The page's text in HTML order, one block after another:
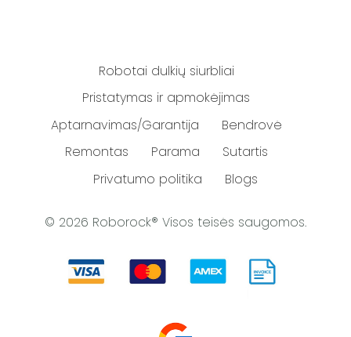
Robotai dulkių siurbliai
Pristatymas ir apmokėjimas
Aptarnavimas/Garantija
Bendrovė
Remontas
Parama
Sutartis
Privatumo politika
Blogs
© 2026 Roborock® Visos teisės saugomos.